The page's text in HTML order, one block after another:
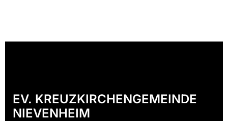
EV. KREUZKIRCHENGEMEINDE
NIEVENHEIM